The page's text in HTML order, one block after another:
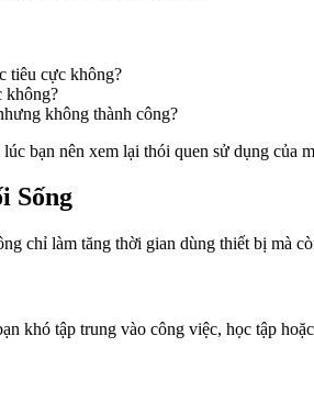
tiêu cực không?
không?
không thành công?
bạn nên xem lại thói quen sử dụng của
Sống
chỉ làm tăng thời gian dùng thiết bị mà
khó tập trung vào công việc, học tập